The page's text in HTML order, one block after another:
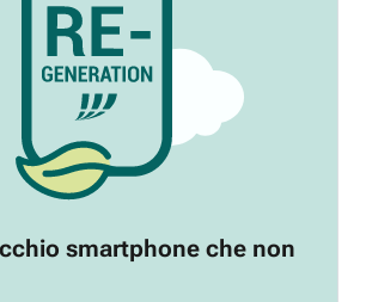
smartphone che non